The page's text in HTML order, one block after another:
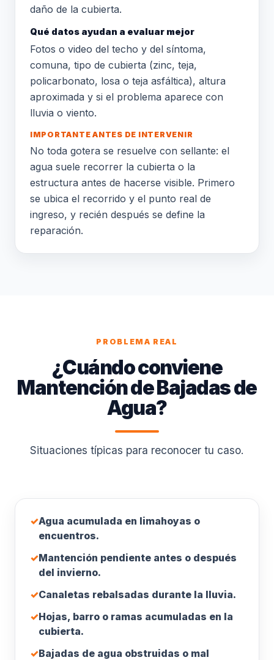
daño de la cubierta.
Qué datos ayudan a evaluar mejor
Fotos o video del techo y del síntoma,
comuna, tipo de cubierta (zinc, teja,
policarbonato, losa o teja asfáltica), altura
aproximada y si el problema aparece con
lluvia o viento.
IMPORTANTE ANTES DE INTERVENIR
No toda gotera se resuelve con sellante: el
agua suele recorrer la cubierta o la
estructura antes de hacerse visible. Primero
se ubica el recorrido y el punto real de
ingreso, y recién después se define la
reparación.
PROBLEMA REAL
¿Cuándo conviene
Mantención de Bajadas de
Agua?
Situaciones típicas para reconocer tu caso.
✓Agua acumulada en limahoyas o
encuentros.
✓Mantención pendiente antes o después
del invierno.
✓Canaletas rebalsadas durante la lluvia.
✓Hojas, barro o ramas acumuladas en la
cubierta.
✓Bajadas de agua obstruidas o mal